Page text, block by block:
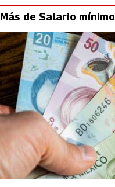
Más de Salario mínimo